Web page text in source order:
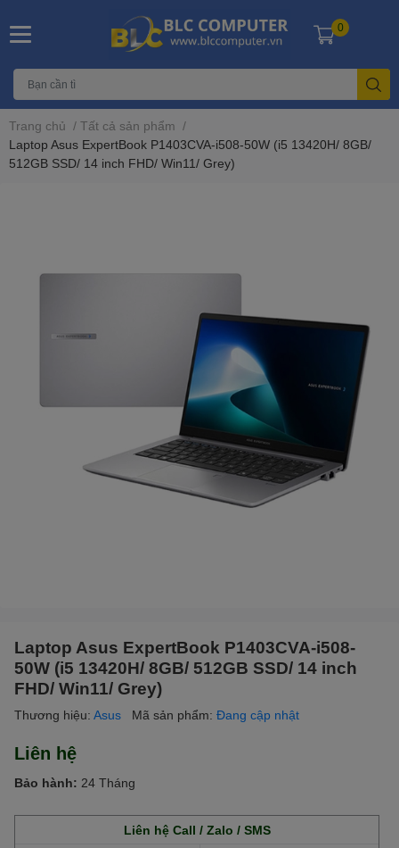
0
Trang chủ / Tất cả sản phẩm /
Laptop Asus ExpertBook P1403CVA-i508-50W (i5 13420H/ 8GB/
512GB SSD/ 14 inch FHD/ Win11/ Grey)
Laptop Asus ExpertBook P1403CVA-i508-
50W (i5 13420H/ 8GB/ 512GB SSD/ 14 inch
FHD/ Win11/ Grey)
Thương hiệu: Asus Mã sản phẩm: Đang cập nhật
Liên hệ
Bảo hành: 24 Tháng
Liên hệ Call / Zalo / SMS